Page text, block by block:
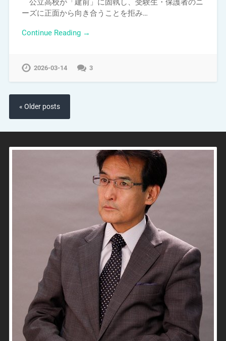
公立高校が「建前」に固執し、受験生・保護者のニ
ーズに正面から向き合うことを拒み…
Continue Reading →
2026-03-14 3
« Older posts